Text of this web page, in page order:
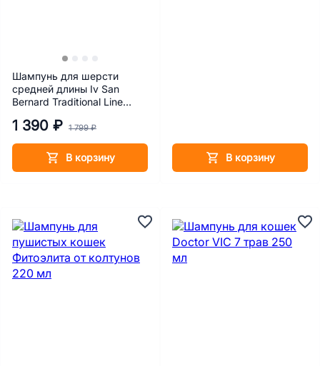
Шампунь для шерсти
средней длины Iv San
Bernard Traditional Line
1 390 ₽ 1 799 ₽
В корзину В корзину